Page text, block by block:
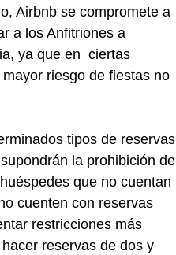
Airbnb se compromete a
a los Anfitriones a
ya que en  ciertas
riesgo de fiestas no
tipos de reservas
la prohibición de
que no cuentan
cuenten con reservas
restricciones más
reservas de dos y